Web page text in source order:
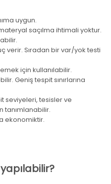
uygun.
saçılma ihtimali yoktur.
verir. Sıradan bir var/yok testi
için kullanılabilir.
Geniş tespit sınırlarına
seviyeleri, tesisler ve
tanımlanabilir.
ekonomiktir.